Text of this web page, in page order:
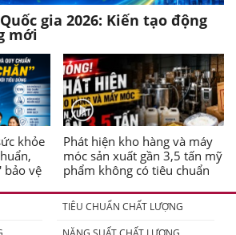
gia 2026: Kiến tạo động
mới
khỏe
bảo vệ
Phát hiện kho hàng và máy
móc sản xuất gần 3,5 tấn mỹ
phẩm không có tiêu chuẩn
TIÊU CHUẨN CHẤT LƯỢNG